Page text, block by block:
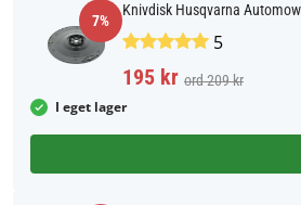
7%
Knivdisk Husqvarna
5
195 kr ord 209 kr
I eget lager